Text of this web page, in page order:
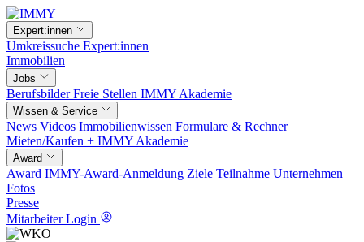
Expert:innen
Umkreissuche Expert:innen
Immobilien
Jobs
BerufsbilderFreie Stellen IMMY Akademie
Wissen & Service
News Videos Immobilienwissen Formulare & Rechner
Mieten/Kaufen + IMMY Akademie
Award
Award IMMY-Award-Anmeldung Ziele Teilnahme Unternehmen
Fotos
Presse
Mitarbeiter Login